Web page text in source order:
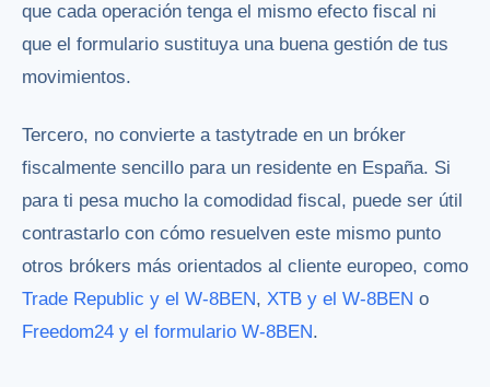
que cada operación tenga el mismo efecto fiscal ni
que el formulario sustituya una buena gestión de tus
movimientos.
Tercero, no convierte a tastytrade en un bróker
fiscalmente sencillo para un residente en España. Si
para ti pesa mucho la comodidad fiscal, puede ser útil
contrastarlo con cómo resuelven este mismo punto
otros brókers más orientados al cliente europeo, como
Trade Republic y el W-8BEN, XTB y el W-8BEN o
Freedom24 y el formulario W-8BEN.